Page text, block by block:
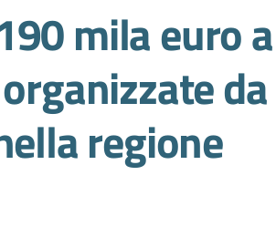
mila euro a
da
regione